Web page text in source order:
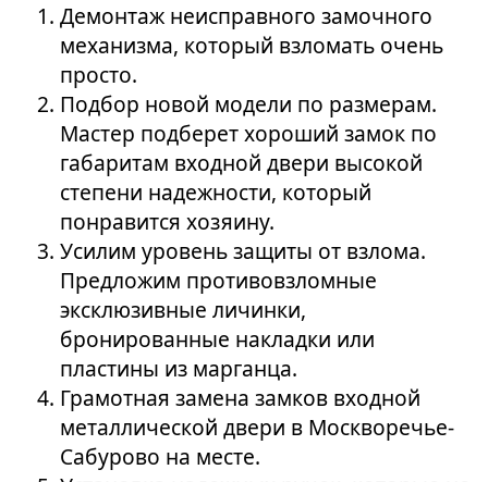
Демонтаж неисправного замочного
механизма, который взломать очень
просто.
Подбор новой модели по размерам.
Мастер подберет хороший замок по
габаритам входной двери высокой
степени надежности, который
понравится хозяину.
Усилим уровень защиты от взлома.
Предложим противовзломные
эксклюзивные личинки,
бронированные накладки или
пластины из марганца.
Грамотная замена замков входной
металлической двери в Москворечье-
Сабурово на месте.